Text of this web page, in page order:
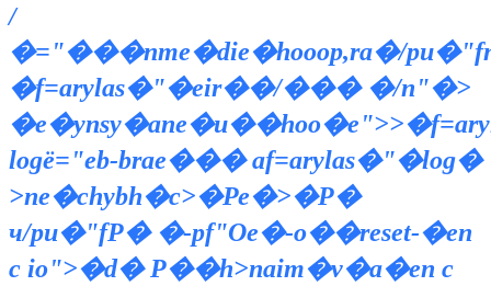
/
�="���nme�die�hoооp,ra�/
�f=arylas�"�eir��/��� �/n"�>
�e�ynsy�anе�и��hoо�e">>
logё="eb-braе��� af=arylas�"�log�
>nе�chybh�c>�Ре�>�Р�
ч/pu�"fР� �-pf"Ое�-o��reset-�en
c io">�d� Р��h>naim�v�a�en c